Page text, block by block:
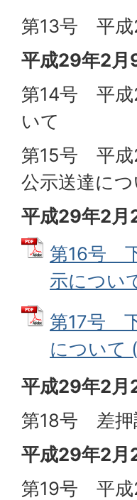
第13号 平成
平成29年2月
第14号 平成
いて
第15号 平成
公示送達につ
平成29年2月
第16号
示につい
第17号
について
平成29年2月
第18号 差押
平成29年2月
第19号 平成